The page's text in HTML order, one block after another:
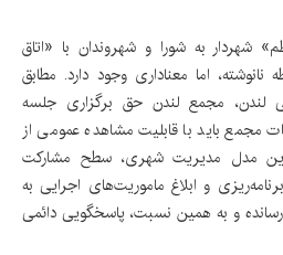
شهردار به شورا و شهروندان با «اتاق
اما معناداری وجود دارد. مطابق
لندن، مجمع لندن حق برگزاری جلسه
مجمع باید با قابلیت مشاهده عمومی از
مدل مدیریت شهری، سطح مشارکت
و ابلاغ ماموریت‌های اجرایی به
رسانده و به همین نسبت، پاسخگویی دائمی